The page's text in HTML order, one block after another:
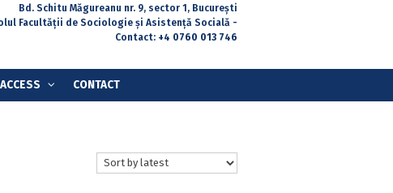
Bd. Schitu Măgureanu nr. 9, sector 1, București
Facultății de Sociologie și Asistență Socială -
Contact: +4 0760 013 746
CONTACT